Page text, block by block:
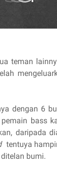
teman
dengan 6
bass
daripada
tentuya
bumi.